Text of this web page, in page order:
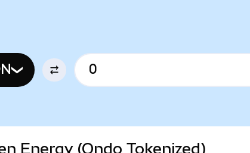
Energy (Ondo Tokenized)